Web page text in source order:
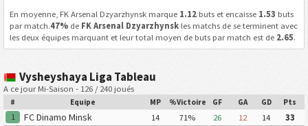
En moyenne, FK Arsenal Dzyarzhynsk marque 1.12buts et encaisse 1.53 buts
par match.47%de FK Arsenal Dzyarzhynskles matchs de se terminent avec
les deux équipes marquant et leur total moyen de buts par match est de 2.65.
Vysheyshaya Liga Tableau
A ce jour Mi-Saison - 126 / 240 joués
# Equipe MP %Victoire GF GA GD Pts
1 FC Dinamo Minsk 14 71% 26 12 14
33